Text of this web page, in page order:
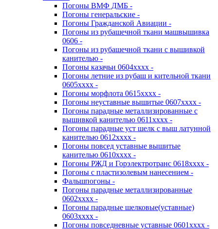
Погоны ВМФ ДМБ -
Погоны генеральские -
Погоны Гражданской Авиации -
Погоны из рубашечной ткани машвышивка
0606 -
Погоны из рубашечной ткани с вышивкой
канителью -
Погоны казачьи 0604хххх -
Погоны летние из рубаш и кительной ткани
0605хххх -
Погоны морфлота 0615хххх -
Погоны неуставные вышитые 0607хххх -
Погоны парадные металлизированные с
вышивкой канителью 0611хххх -
Погоны парадные уст шелк с выш латунной
канителью 0612хххх -
Погоны повсед уставные вышитые
канителью 0610хххх -
Погоны РЖД и Горэлектротранс 0618хххх -
Погоны с пластизолевым нанесением -
Фальшпогоны -
Погоны парадные металлизированные
0602хххх -
Погоны парадные шелковые(уставные)
0603хххх -
Погоны повседневные уставные 0601хххх -